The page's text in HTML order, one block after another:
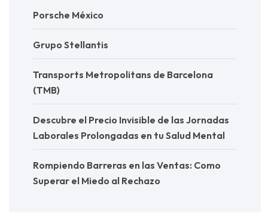
Porsche México
Grupo Stellantis
Transports Metropolitans de Barcelona
(TMB)
Descubre el Precio Invisible de las Jornadas
Laborales Prolongadas en tu Salud Mental
Rompiendo Barreras en las Ventas: Como
Superar el Miedo al Rechazo